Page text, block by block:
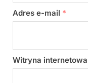
Adres e-mail *
Witryna internetowa